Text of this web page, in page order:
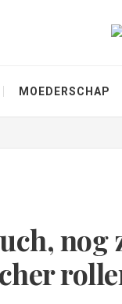
MOEDERSCHAP
nog